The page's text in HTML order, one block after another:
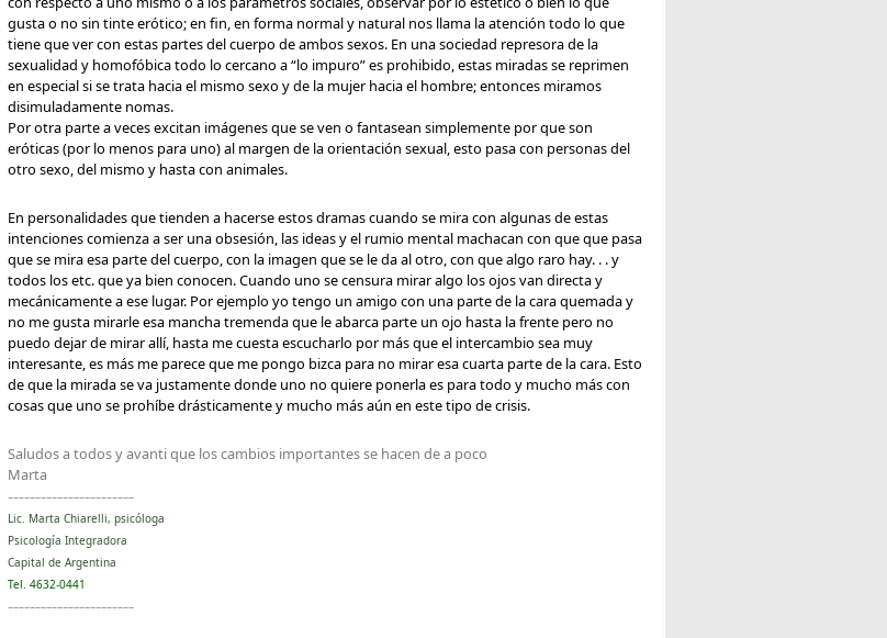
gusta o no sin tinte erótico; en fin, en forma normal y natural nos llama la atención todo lo que
tiene que ver con estas partes del cuerpo de ambos sexos. En una sociedad represora de la
sexualidad y homofóbica todo lo cercano a “lo impuro” es prohibido, estas miradas se reprimen
en especial si se trata hacia el mismo sexo y de la mujer hacia el hombre; entonces miramos
disimuladamente nomas.
Por otra parte a veces excitan imágenes que se ven o fantasean simplemente por que son
eróticas (por lo menos para uno) al margen de la orientación sexual, esto pasa con personas del
otro sexo, del mismo y hasta con animales.
En personalidades que tienden a hacerse estos dramas cuando se mira con algunas de estas
intenciones comienza a ser una obsesión, las ideas y el rumio mental machacan con que que pasa
que se mira esa parte del cuerpo, con la imagen que se le da al otro, con que algo raro hay. . . y
todos los etc. que ya bien conocen. Cuando uno se censura mirar algo los ojos van directa y
mecánicamente a ese lugar. Por ejemplo yo tengo un amigo con una parte de la cara quemada y
no me gusta mirarle esa mancha tremenda que le abarca parte un ojo hasta la frente pero no
puedo dejar de mirar allí, hasta me cuesta escucharlo por más que el intercambio sea muy
interesante, es más me parece que me pongo bizca para no mirar esa cuarta parte de la cara. Esto
de que la mirada se va justamente donde uno no quiere ponerla es para todo y mucho más con
cosas que uno se prohíbe drásticamente y mucho más aún en este tipo de crisis.
Saludos a todos y avanti que los cambios importantes se hacen de a poco
Marta
~~~~~~~~~~~~~~~~~~~~~~~
Lic. Marta Chiarelli, psicóloga
Psicología Integradora
Capital de Argentina
Tel. 4632-0441
~~~~~~~~~~~~~~~~~~~~~~~